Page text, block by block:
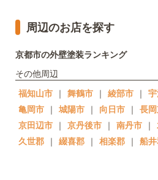
周辺のお店を探す
京都市の外壁塗装ランキング
その他周辺
福知山市 ｜ 舞鶴市 ｜ 綾部市 ｜
亀岡市 ｜ 城陽市 ｜ 向日市 ｜ 長
京田辺市 ｜ 京丹後市 ｜ 南丹市 ｜
久世郡 ｜ 綴喜郡 ｜ 相楽郡 ｜ 船